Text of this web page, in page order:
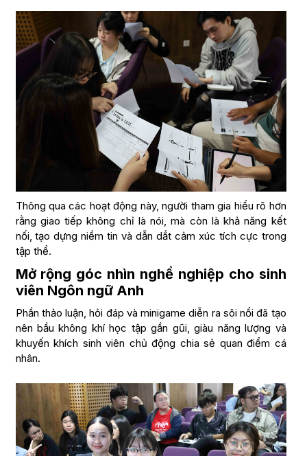
Thông qua các hoạt động này, người tham gia hiểu rõ hơn
rằng giao tiếp không chỉ là nói, mà còn là khả năng kết
nối, tạo dựng niềm tin và dẫn dắt cảm xúc tích cực trong
tập thể.
Mở rộng góc nhìn nghề nghiệp cho sinh
viên Ngôn ngữ Anh
Phần thảo luận, hỏi đáp và minigame diễn ra sôi nổi đã tạo
nên bầu không khí học tập gần gũi, giàu năng lượng và
khuyến khích sinh viên chủ động chia sẻ quan điểm cá
nhân.